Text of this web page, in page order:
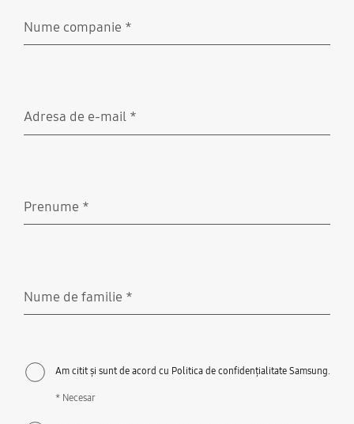
Nume companie *
Adresa de e-mail *
Prenume *
Nume de familie *
Am citit și sunt de acord cu Politica de confidențialitate Samsung.
* Necesar